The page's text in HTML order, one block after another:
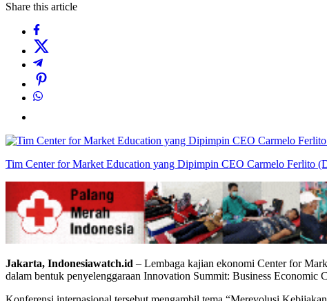
Share this article
Tim Center for Market Education yang Dipimpin CEO Carmelo Ferlito
Jakarta, Indonesiawatch.id – Lembaga kajian ekonomi Center for
dalam bentuk penyelenggaraan Innovation Summit: Business